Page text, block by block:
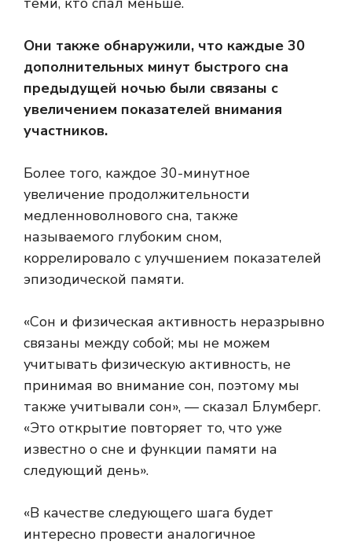
Они также обнаружили, что каждые 30
дополнительных минут быстрого сна
предыдущей ночью были связаны с
увеличением показателей внимания
участников.
Более того, каждое 30-минутное
увеличение продолжительности
медленноволнового сна, также
называемого глубоким сном,
коррелировало с улучшением показателей
эпизодической памяти.
«Сон и физическая активность неразрывно
связаны между собой; мы не можем
учитывать физическую активность, не
принимая во внимание сон, поэтому мы
также учитывали сон», — сказал Блумберг.
«Это открытие повторяет то, что уже
известно о сне и функции памяти на
следующий день».
«В качестве следующего шага будет
интересно провести аналогичное